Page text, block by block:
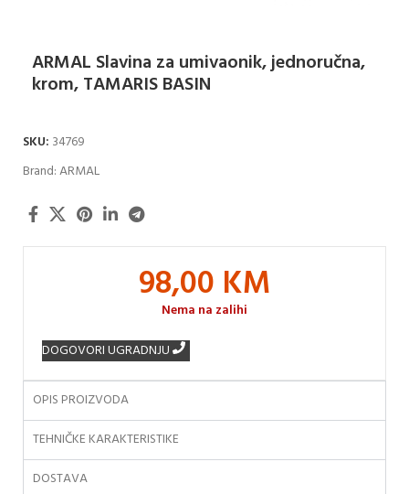
ARMAL Slavina za umivaonik, jednoručna,
krom, TAMARIS BASIN
SKU: 34769
Brand:ARMAL
98,00 KM
Nema na zalihi
DOGOVORI UGRADNJU
OPIS PROIZVODA
TEHNIČKE KARAKTERISTIKE
DOSTAVA